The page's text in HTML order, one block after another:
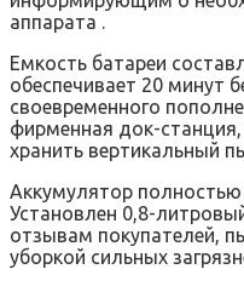
аппарата .
Емкость батареи
обеспечивает 20 минут
своевременного
фирменная док-
хранить вертикальный
Аккумулятор полностью
Установлен 0,8-
отзывам покупателей,
уборкой сильных